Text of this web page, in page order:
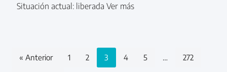
Situación actual: liberada Ver más
« Anterior 1 2 3 4 5 … 272